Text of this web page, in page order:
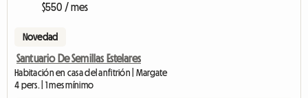
$550 / mes
Novedad
Santuario De Semillas Estelares
Habitación en casa del anfitrión | Margate
4 pers. | 1 mes mínimo